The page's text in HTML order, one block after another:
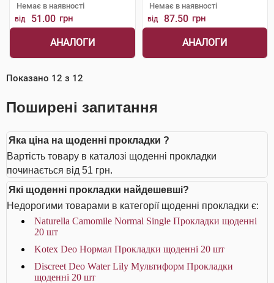
Немає в наявності
від 51.00 грн
АНАЛОГИ
Немає в наявності
від 87.50 грн
АНАЛОГИ
Показано 12 з 12
Поширені запитання
Яка ціна на щоденні прокладки ?
Вартість товару в каталозі щоденні прокладки
починається від 51 грн.
Які щоденні прокладки найдешевші?
Недорогими товарами в категорії щоденні прокладки є:
Naturella Camomile Normal Single Прокладки щоденнi
20 шт
Kotex Deo Нормал Прокладки щоденні 20 шт
Discreet Deo Water Lily Мультиформ Прокладки
щоденні 20 шт